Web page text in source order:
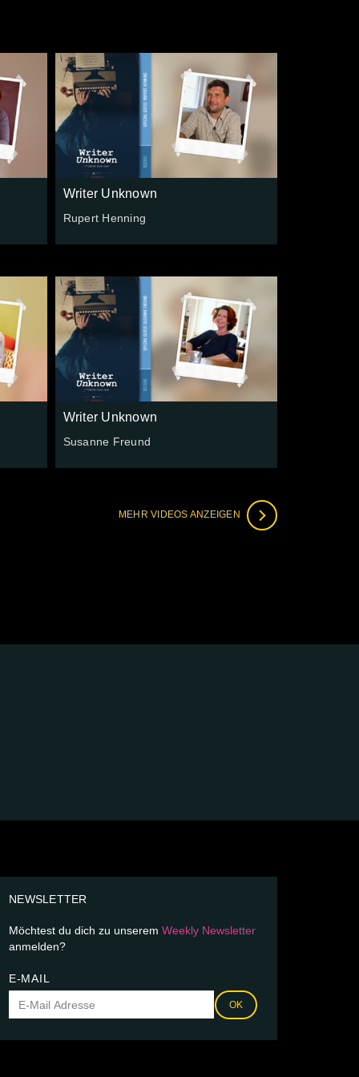
Writer Unknown
Rupert Henning
Writer Unknown
Susanne Freund
MEHR VIDEOS ANZEIGEN
NEWSLETTER
Möchtest du dich zu unserem Weekly Newsletter
anmelden?
E-MAIL
OK